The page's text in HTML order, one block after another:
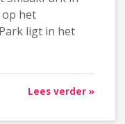
op het
ligt in het
Lees verder »